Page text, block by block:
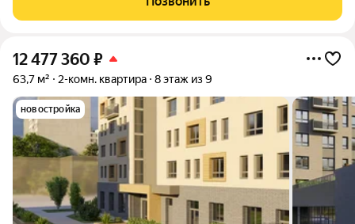
12 477 360 ₽
63,7 м² 2-комн. квартира 8 этаж из 9
новостройка